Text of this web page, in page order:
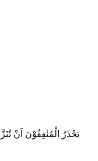
يَحْذَرُ الْمُنٰفِقُوْنَ اَنْ